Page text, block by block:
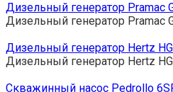
Дизельный генератор
Дизельный генератор
Дизельный генератор Hertz
Дизельный генератор Hertz
Скважинный насос Pedrollo